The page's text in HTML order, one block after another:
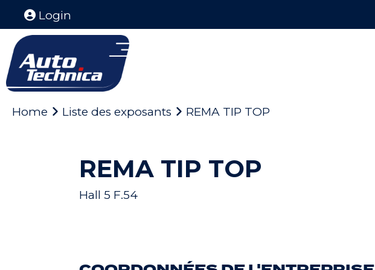
Login
Home Liste des exposants REMA TIP TOP
REMA TIP TOP
Hall 5 F.54